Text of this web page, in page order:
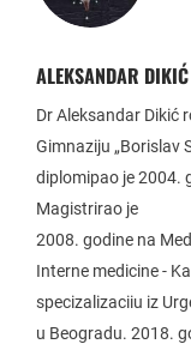
ALEKSANDAR DIKIĆ
Dr Aleksandar Dikić
Gimnaziju „Borislav
diplomipao je 2004.
Magistrirao je
2008. godine na
Interne medicine -
specizalizaciіu iz
u Beogradu. 2018.